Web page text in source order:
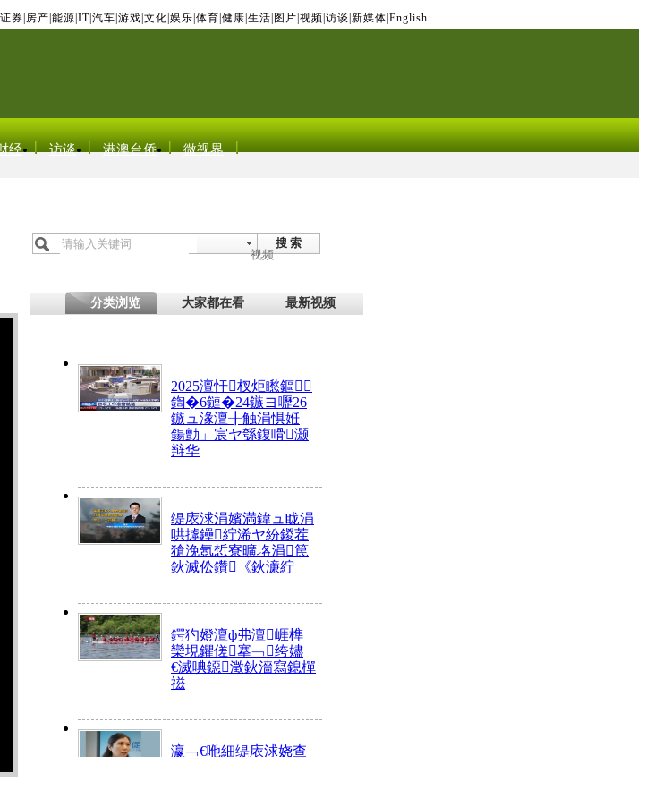
证券 房产 能源 IT| 汽车 游戏 文化 娱乐 体育 健康 生活 图片 视频 访谈 新媒体 English
经 访谈 港澳台侨 微视界
搜 索
视频
分类浏览 大家都在看 最新视频
2025澶忓杈炬矁鏂
鍧�6鏈�24鏃ヨ嚦26
鏃ュ湪澶╂触涓惧姙
鍚勯」宸ヤ綔鍑嗗灏
辩华
缇庡浗涓嬪満鍏ュ眬涓
哄摢鑸紵浠ヤ紛鍐茬
獊浼氬惁寮曠垎涓笢
鈥滅伀鑽《鈥濓紵
鍔犳嬁澶ф弗澶崕榫
欒垷鑺傞搴﹁绔嬧
€滅唺鐚澂鈥濇寫鎴樿
禌
瀛﹁€咃細缇庡浗娆查
€间笢鍗椾簹涓庝腑鍥